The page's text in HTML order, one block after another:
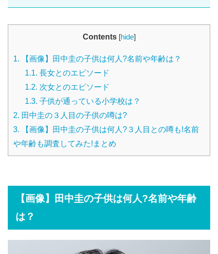
Contents [hide]
1. 【画像】田中圭の子供は何人?名前や年齢は？
1.1. 長女とのエピソード
1.2. 次女とのエピソード
1.3. 子供が通っている小学校は？
2. 田中圭の３人目の子供の噂は?
3. 【画像】田中圭の子供は何人?３人目との噂も!名前
や年齢も調査してみた!まとめ
【画像】田中圭の子供は何人?名前や年齢
は？